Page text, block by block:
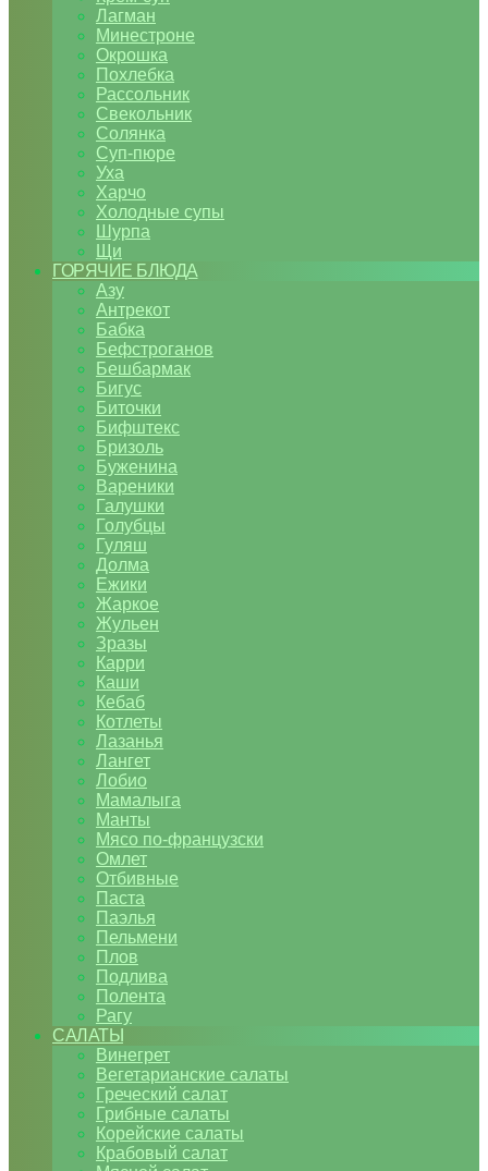
Лагман
Минестроне
Окрошка
Похлебка
Рассольник
Свекольник
Солянка
Суп-пюре
Уха
Харчо
Холодные супы
Шурпа
Щи
ГОРЯЧИЕ БЛЮДА
Азу
Антрекот
Бабка
Бефстроганов
Бешбармак
Бигус
Биточки
Бифштекс
Бризоль
Буженина
Вареники
Галушки
Голубцы
Гуляш
Долма
Ежики
Жаркое
Жульен
Зразы
Карри
Каши
Кебаб
Котлеты
Лазанья
Лангет
Лобио
Мамалыга
Манты
Мясо по-французски
Омлет
Отбивные
Паста
Паэлья
Пельмени
Плов
Подлива
Полента
Рагу
САЛАТЫ
Винегрет
Вегетарианские салаты
Греческий салат
Грибные салаты
Корейские салаты
Крабовый салат